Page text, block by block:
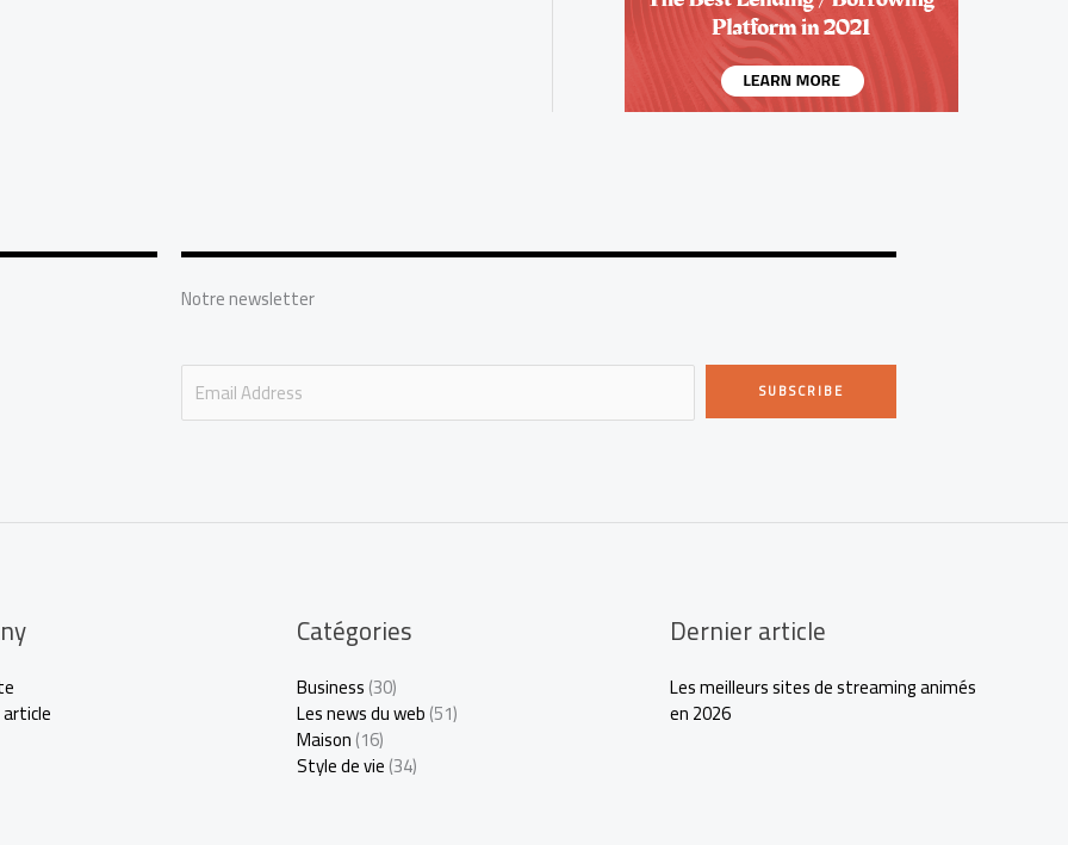
Notre newsletter
E
a
SUBSCRIBE
Catégories
Business(30)
Les news du web(51)
Maison(16)
Style de vie(34)
Dernier article
Les meilleurs sites de streaming animés
en 2026